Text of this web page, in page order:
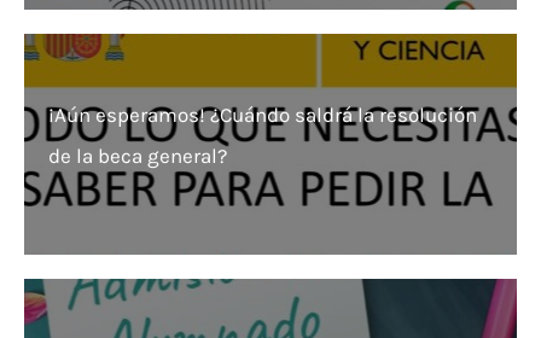
¡Aún esperamos! ¿Cuándo saldrá la resolución
de la beca general?